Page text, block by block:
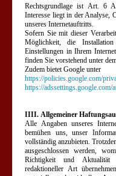
Rechtsgrundlage ist Art. 6
Interesse liegt in der Analyse,
unseres Internetauftritts.
Sofern Sie mit dieser
Möglichkeit, die
Einstellungen in Ihrem
finden Sie vorstehend unter
Zudem bietet Google unter
https://policies.google.com/
https://adssettings.google.com/
IIII. Allgemeiner
Alle Angaben unseres
bemühen uns, unser
vollständig anzubieten.
ausgeschlossen werden,
Richtigkeit und Aktualität
redaktioneller Art